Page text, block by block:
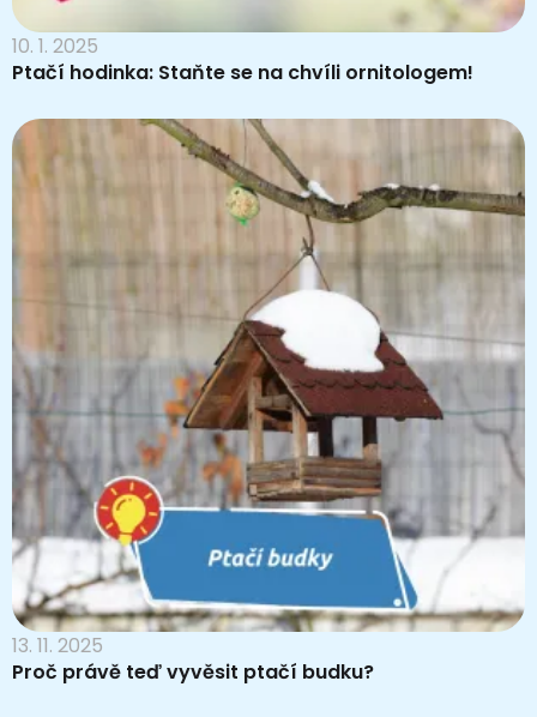
10. 1. 2025
Ptačí hodinka: Staňte se na chvíli ornitologem!
13. 11. 2025
Proč právě teď vyvěsit ptačí budku?